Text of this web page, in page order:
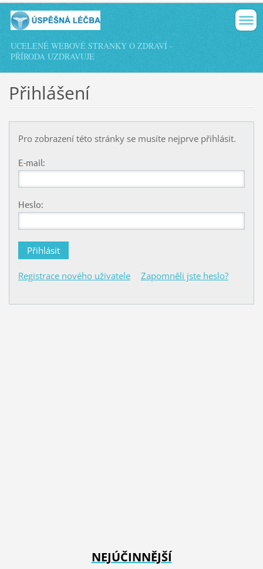
UCELENÉ WEBOVÉ STRÁNKY O ZDRAVÍ -
PŘÍRODA UZDRAVUJE
Přihlášení
Pro zobrazení této stránky se musíte nejprve přihlásit.
E-mail:
Heslo:
Registrace nového uživatele Zapomněli jste heslo?
NEJÚČINNĚJŠÍ